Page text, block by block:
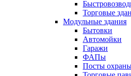
Торговые
Модульные здания
Бытовки
Автомойки
Гаражи
ФАПы
Посты